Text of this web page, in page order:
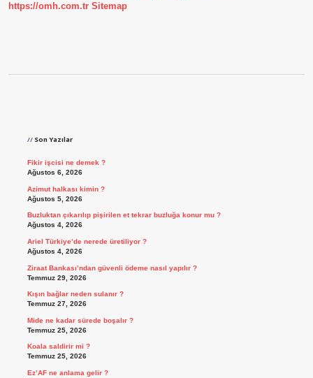
https://omh.com.tr Sitemap
Son Yazılar
Fikir işcisi ne demek ?
Ağustos 6, 2026
Azimut halkası kimin ?
Ağustos 5, 2026
Buzluktan çıkarılıp pişirilen et tekrar buzluğa konur mu ?
Ağustos 4, 2026
Ariel Türkiye’de nerede üretiliyor ?
Ağustos 4, 2026
Ziraat Bankası’ndan güvenli ödeme nasıl yapılır ?
Temmuz 29, 2026
Kışın bağlar neden sulanır ?
Temmuz 27, 2026
Mide ne kadar sürede boşalır ?
Temmuz 25, 2026
Koala saldirir mi ?
Temmuz 25, 2026
Ez’AF ne anlama gelir ?